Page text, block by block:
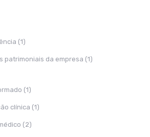
(1)
patrimoniais da empresa (1)
(1)
clínica (1)
(2)